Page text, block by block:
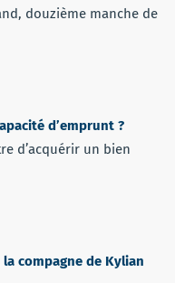
douzième manche de
d’emprunt ?
d’acquérir un bien
compagne de Kylian